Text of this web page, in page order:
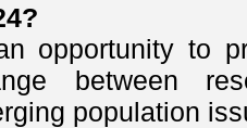
opportunity to
between
population